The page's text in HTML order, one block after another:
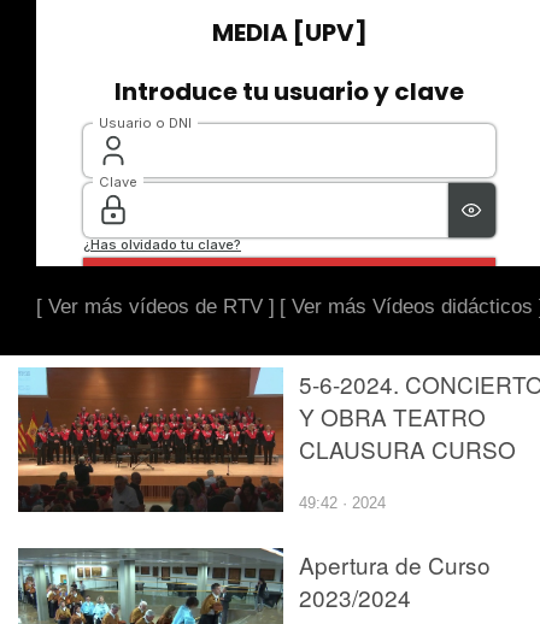
[ Ver más vídeos de RTV ] [ Ver más Vídeos didácticos
5-6-2024.
Y OBRA TEATRO
CLAUSURA CURSO
UNIVERSIDAD
49:42 · 2024
Apertura de Curso
2023/2024